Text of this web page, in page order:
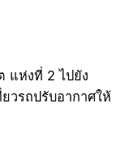
แห่งที่ 2 ไปยัง
วรถปรับอากาศให้